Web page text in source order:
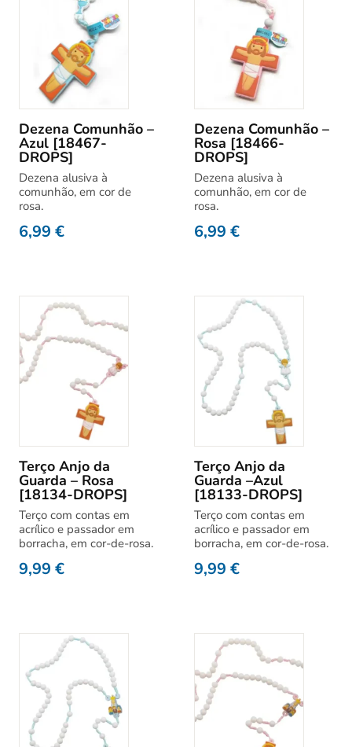
Dezena Comunhão –
Azul [18467-
DROPS]
Dezena alusiva à
comunhão, em cor de
rosa.
6,99 €
Dezena Comunhão –
Rosa [18466-
DROPS]
Dezena alusiva à
comunhão, em cor de
rosa.
6,99 €
Terço Anjo da
Guarda – Rosa
[18134-DROPS]
Terço com contas em
acrílico e passador em
borracha, em cor-de-rosa.
9,99 €
Terço Anjo da
Guarda –Azul
[18133-DROPS]
Terço com contas em
acrílico e passador em
borracha, em cor-de-rosa.
9,99 €